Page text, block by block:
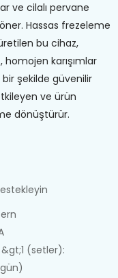
ve cilalı pervane
Hassas frezeleme
bu cihaz,
homojen karışımlar
şekilde güvenilir
ve ürün
dönüştürür.
(setler):